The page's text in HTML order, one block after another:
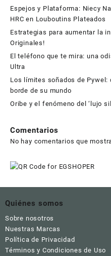
Espejos y Plataforma: Niecy
HRC en Louboutins Plateados
Estrategias para aumentar la
Originales!
El teléfono que te mira: una
Ultra
Los límites soñados de
borde de su mundo
Oribe y el fenómeno del ‘lujo
Comentarios
No hay comentarios que
Quiénes somos
Sobre nosotros
Nuestras Marcas
Política de Privacidad
Términos y Condiciones de Uso